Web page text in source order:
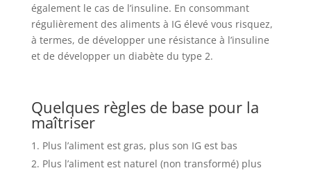
également le cas de l’insuline. En consommant
régulièrement des aliments à IG élevé vous risquez,
à termes, de développer une résistance à l’insuline
et de développer un diabète du type 2.
Quelques règles de base pour la
maîtriser
Plus l’aliment est gras, plus son IG est bas
Plus l’aliment est naturel (non transformé) plus